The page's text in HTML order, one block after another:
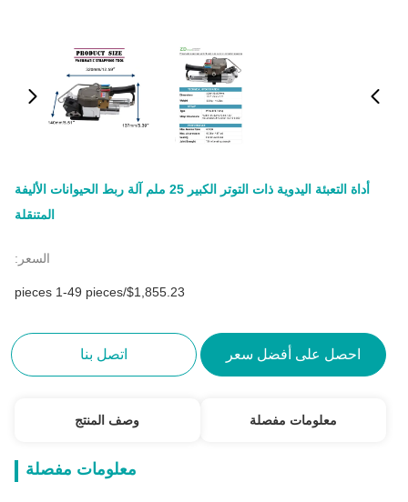
أداة التعبئة اليدوية ذات التوتر الكبير 25 ملم آلة ربط الحيوانات الأليفة
المتنقلة
السعر:
$1,855.23/pieces 1-49 pieces
احصل على أفضل سعر اتصل بنا
معلومات مفصلة وصف المنتج
معلومات مفصلة